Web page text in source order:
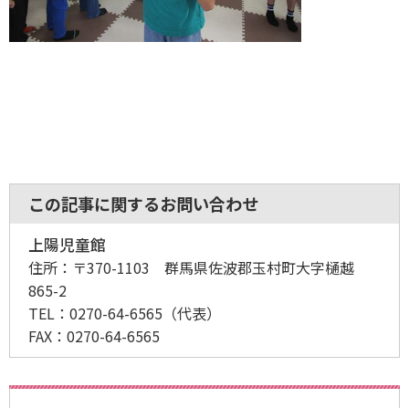
この記事に関するお問い合わせ
上陽児童館
住所： 〒370-1103 群馬県佐波郡玉村町大字樋越
865-2
TEL： 0270-64-6565 （代表）
FAX： 0270-64-6565